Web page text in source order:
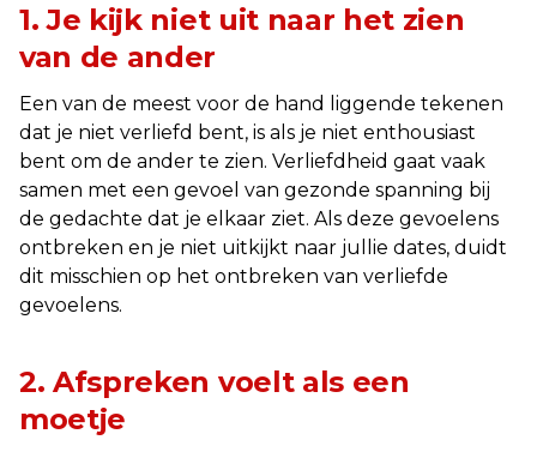
1. Je kijk niet uit naar het zien
van de ander
Een van de meest voor de hand liggende tekenen
dat je niet verliefd bent, is als je niet enthousiast
bent om de ander te zien. Verliefdheid gaat vaak
samen met een gevoel van gezonde spanning bij
de gedachte dat je elkaar ziet. Als deze gevoelens
ontbreken en je niet uitkijkt naar jullie dates, duidt
dit misschien op het ontbreken van verliefde
gevoelens.
2. Afspreken voelt als een
moetje